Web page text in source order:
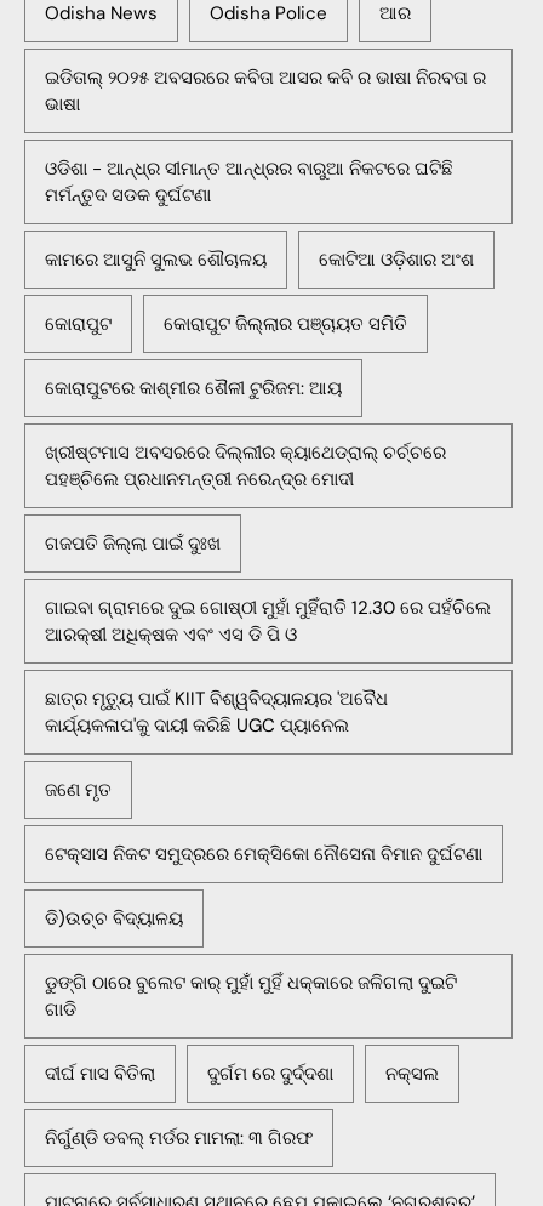
Odisha News Odisha Police ଆର
ଇଡିତାଲ୍ ୨୦୨୫ ଅବସରରେ କବିତା ଆସର କବି ର ଭାଷା ନିରବତା ର
ଭାଷା
ଓଡିଶା - ଆନ୍ଧ୍ର ସୀମାନ୍ତ ଆନ୍ଧ୍ରର ବାରୁଆ ନିକଟରେ ଘଟିଛି
ମର୍ମନ୍ତୁଦ ସଡକ ଦୁର୍ଘଟଣା
କାମରେ ଆସୁନି ସୁଲଭ ଶୌଚାଳୟ କୋଟିଆ ଓଡ଼ିଶାର ଅଂଶ
କୋରାପୁଟ କୋରାପୁଟ ଜିଲ୍ଲାର ପଞ୍ଚାୟତ ସମିତି
କୋରାପୁଟରେ କାଶ୍ମୀର ଶୈଳୀ ଟୁରିଜମ: ଆୟ
ଖ୍ରୀଷ୍ଟମାସ ଅବସରରେ ଦିଲ୍ଲୀର କ୍ୟାଥେଡ୍ରାଲ୍ ଚର୍ଚ୍ଚରେ
ପହଞ୍ଚିଲେ ପ୍ରଧାନମନ୍ତ୍ରୀ ନରେନ୍ଦ୍ର ମୋଦୀ
ଗଜପତି ଜିଲ୍ଲା ପାଇଁ ଦୁଃଖ
ଗାଇବା ଗ୍ରାମରେ ଦୁଇ ଗୋଷ୍ଠୀ ମୁହାଁ ମୁହିଁରାତି 12.30 ରେ ପହଁଚିଲେ
ଆରକ୍ଷୀ ଅଧିକ୍ଷକ ଏବଂ ଏସ ଡି ପି ଓ
ଛାତ୍ର ମୃତ୍ୟୁ ପାଇଁ KIIT ବିଶ୍ୱବିଦ୍ୟାଳୟର 'ଅବୈଧ
କାର୍ଯ୍ୟକଳାପ'କୁ ଦାୟୀ କରିଛି UGC ପ୍ୟାନେଲ
ଜଣେ ମୃତ
ଟେକ୍ସାସ ନିକଟ ସମୁଦ୍ରରେ ମେକ୍ସିକୋ ନୌସେନା ବିମାନ ଦୁର୍ଘଟଣା
ଡି)ଉଚ୍ଚ ବିଦ୍ୟାଳୟ
ଡୁଙ୍ଗି ଠାରେ ବୁଲେଟ କାର୍ ମୁହାଁ ମୁହିଁ ଧକ୍କାରେ ଜଳିଗଲା ଦୁଇଟି
ଗାଡି
ଦୀର୍ଘ ମାସ ବିତିଲା ଦୁର୍ଗମ ରେ ଦୁର୍ଦ୍ଦଶା ନକ୍ସଲ
ନିର୍ଗୁଣ୍ଡି ଡବଲ୍ ମର୍ଡର ମାମଲା: ୩ ଗିରଫ